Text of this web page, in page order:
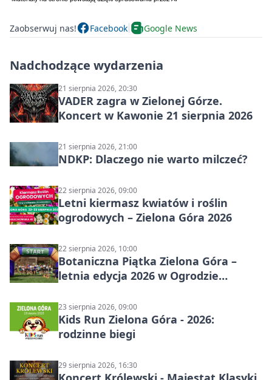
Zaobserwuj nas! Facebook Google News
Nadchodzące wydarzenia
21 sierpnia 2026, 20:30
VADER zagra w Zielonej Górze.
Koncert w Kawonie 21 sierpnia 2026
21 sierpnia 2026, 21:00
NDKP: Dlaczego nie warto milczeć?
22 sierpnia 2026, 09:00
Letni kiermasz kwiatów i roślin
ogrodowych – Zielona Góra 2026
22 sierpnia 2026, 10:00
Botaniczna Piątka Zielona Góra –
letnia edycja 2026 w Ogrodzie
23 sierpnia 2026, 09:00
Kids Run Zielona Góra - 2026:
rodzinne biegi
29 sierpnia 2026, 16:30